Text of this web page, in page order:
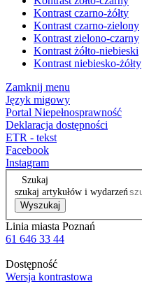
Kontrast czarno-żółty
Kontrast czarno-zielony
Kontrast zielono-czarny
Kontrast żółto-niebieski
Kontrast niebiesko-żółty
Zamknij menu
Język migowy
Portal Niepełnosprawność
Deklaracja dostępności
ETR - tekst
Facebook
Instagram
Szukaj
szukaj artykułów i wydarzeń
Wyszukaj
Linia miasta Poznań
61 646 33 44
Dostępność
Wersja kontrastowa